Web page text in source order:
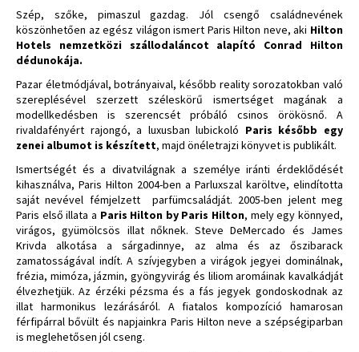
Szép, szőke, pimaszul gazdag. Jól csengő családnevének
köszönhetően az egész világon ismert Paris Hilton neve, aki Hilton
Hotels nemzetközi szállodaláncot alapító Conrad Hilton
dédunokája.
Pazar életmódjával, botrányaival, később reality sorozatokban való
szereplésével szerzett széleskörű ismertséget magának a
modellkedésben is szerencsét próbáló csinos örökösnő. A
rivaldafényért rajongó, a luxusban lubickoló Paris később egy
zenei albumot is készített, majd önéletrajzi könyvet is publikált.
Ismertségét és a divatvilágnak a személye iránti érdeklődését
kihasználva, Paris Hilton 2004-ben a Parluxszal karöltve, elindította
saját nevével fémjelzett parfümcsaládját. 2005-ben jelent meg
Paris első illata a Paris Hilton by Paris Hilton, mely egy könnyed,
virágos, gyümölcsös illat nőknek. Steve DeMercado és James
Krivda alkotása a sárgadinnye, az alma és az őszibarack
zamatosságával indít. A szívjegyben a virágok jegyei dominálnak,
frézia, mimóza, jázmin, gyöngyvirág és liliom aromáinak kavalkádját
élvezhetjük. Az érzéki pézsma és a fás jegyek gondoskodnak az
illat harmonikus lezárásáról. A fiatalos kompozíció hamarosan
férfipárral bővült és napjainkra Paris Hilton neve a szépségiparban
is meglehetősen jól cseng.